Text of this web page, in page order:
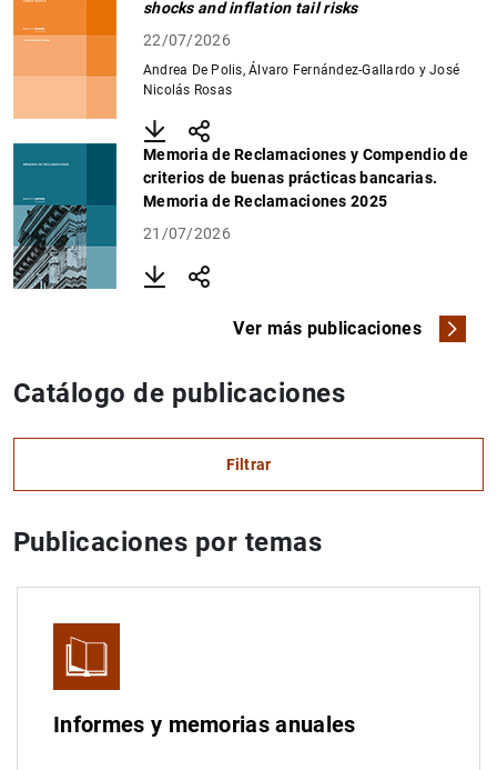
shocks and inflation tail risks
22/07/2026
Andrea De Polis, Álvaro Fernández-Gallardo y José
Nicolás Rosas
DescargarCompartir
Memoria de Reclamaciones y Compendio de
criterios de buenas prácticas bancarias.
Memoria de Reclamaciones 2025
21/07/2026
DescargarCompartir
Ver más publicaciones
Catálogo de publicaciones
Filtrar
Uso del calendario: utiliza los cursores para
Uso del calendario: utiliza los cursores para
Filtrar
Publicaciones por temas
Informes y memorias anuales